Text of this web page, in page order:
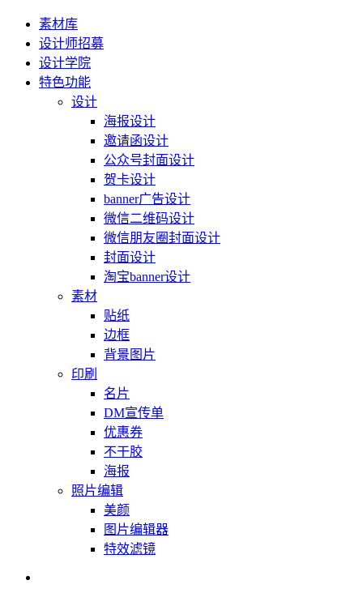
素材库
设计师招募
设计学院
特色功能
设计
海报设计
邀请函设计
公众号封面设计
贺卡设计
banner广告设计
微信二维码设计
微信朋友圈封面设计
封面设计
淘宝banner设计
素材
贴纸
边框
背景图片
印刷
名片
DM宣传单
优惠券
不干胶
海报
照片编辑
美颜
图片编辑器
特效滤镜